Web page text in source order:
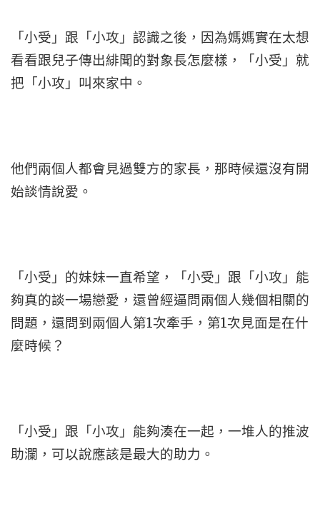
「小受」跟「小攻」認識之後，因為媽媽實在太想
看看跟兒子傳出緋聞的對象長怎麼樣，「小受」就
把「小攻」叫來家中。
他們兩個人都會見過雙方的家長，那時候還沒有開
始談情說愛。
「小受」的妹妹一直希望，「小受」跟「小攻」能
夠真的談一場戀愛，還曾經逼問兩個人幾個相關的
問題，還問到兩個人第1次牽手，第1次見面是在什
麼時候？
「小受」跟「小攻」能夠湊在一起，一堆人的推波
助瀾，可以說應該是最大的助力。